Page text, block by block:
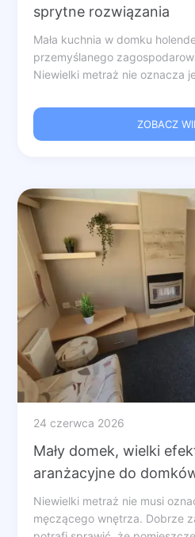
sprytne rozwiązania
Mała kuchnia w domku
przemyślanego
Niewielki metraż nie oznacza
ZOBACZ
24 czerwca 2026
Mały domek, wielki
aranżacyjne do
Niewielki metraż nie musi
męczącego wnętrza. Dobrze